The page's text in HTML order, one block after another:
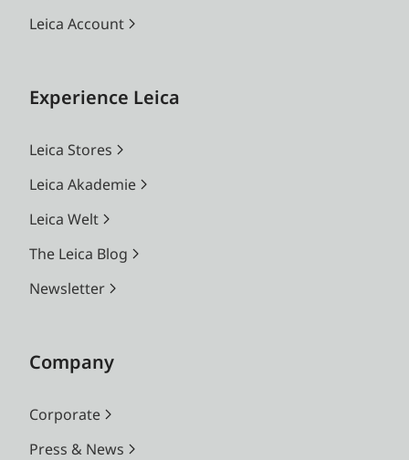
Leica Account
Experience Leica
Leica Stores
Leica Akademie
Leica Welt
The Leica Blog
Newsletter
Company
Corporate
Press & News